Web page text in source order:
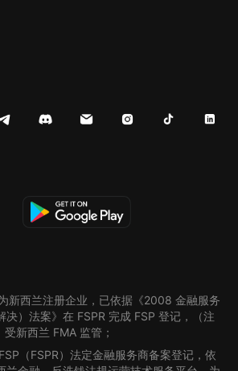
新西兰注册企业，已依据《2008 金融服务
决）法案》在 FSPR 完成 FSP 登记，（注
新西兰 FMA 监管；
（FSPR）法定金融服务商备案登记，依